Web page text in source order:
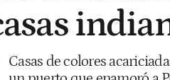
Casas de colores